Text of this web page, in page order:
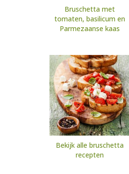
Bruschetta met
tomaten, basilicum en
Parmezaanse kaas
Bekijk alle bruschetta
recepten